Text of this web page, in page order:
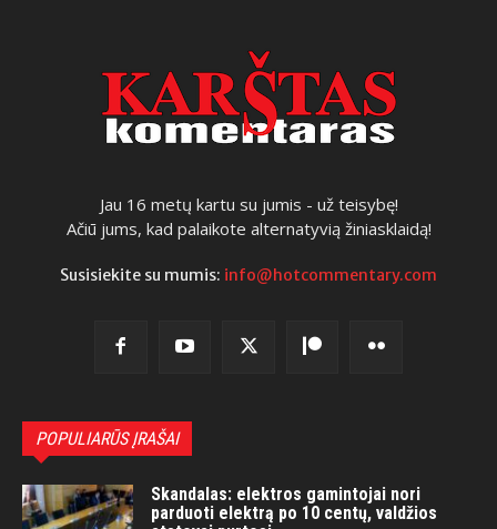
Jau 16 metų kartu su jumis - už teisybę!
Ačiū jums, kad palaikote alternatyvią žiniasklaidą!
Susisiekite su mumis: info@hotcommentary.com
POPULIARŪS ĮRAŠAI
Skandalas: elektros gamintojai nori
parduoti elektrą po 10 centų, valdžios